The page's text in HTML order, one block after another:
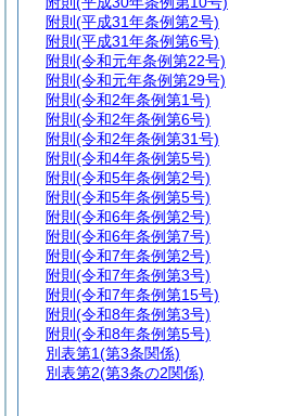
附則 (平成31年条例第2号)
附則 (平成31年条例第6号)
附則 (令和元年条例第22号)
附則 (令和元年条例第29号)
附則 (令和2年条例第1号)
附則 (令和2年条例第6号)
附則 (令和2年条例第31号)
附則 (令和4年条例第5号)
附則 (令和5年条例第2号)
附則 (令和5年条例第5号)
附則 (令和6年条例第2号)
附則 (令和6年条例第7号)
附則 (令和7年条例第2号)
附則 (令和7年条例第3号)
附則 (令和7年条例第15号)
附則 (令和8年条例第3号)
附則 (令和8年条例第5号)
別表第1(第3条関係)
別表第2(第3条の2関係)